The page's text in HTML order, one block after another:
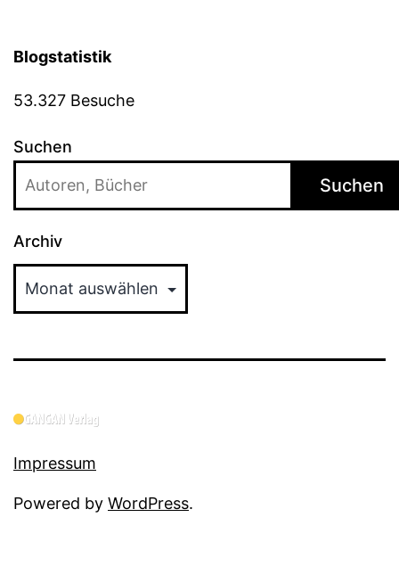
Blogstatistik
53.327 Besuche
Suchen
Suchen
Archiv
Impressum
Powered by WordPress.